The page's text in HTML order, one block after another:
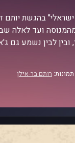
בהגשת יותם
ועד לאלה
ובין לבין נשמע גם
רותם בר-אילן